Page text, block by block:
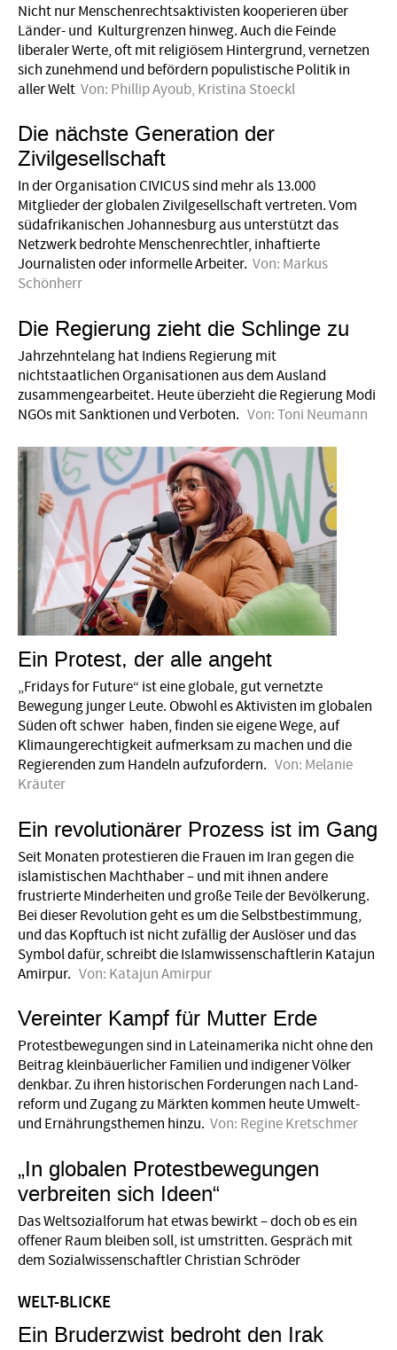
Nicht nur Menschenrechtsaktivisten kooperieren über
Länder- und Kultur­grenzen hinweg. Auch die Feinde
liberaler Werte, oft mit religiösem Hintergrund, vernetzen
sich zunehmend und befördern populistische Politik in
aller Welt Von: Phillip Ayoub,Kristina Stoeckl
Die nächste Generation der
Zivilgesellschaft
In der Organisation CIVICUS sind mehr als 13.000
Mitglieder der globalen Zivil­gesellschaft vertreten. Vom
südafrikanischen Johannesburg aus unterstützt das
Netzwerk bedrohte Menschenrechtler, inhaftierte
Journalisten oder informelle Arbeiter. Von: Markus
Schönherr
Die Regierung zieht die Schlinge zu
Jahrzehntelang hat Indiens Regierung mit
nichtstaatlichen Organisationen aus dem Ausland
zusammengearbeitet. Heute überzieht die Regierung Modi
NGOs mit Sanktionen und Verboten. Von:Toni Neumann
Ein Protest, der alle angeht
„Fridays for Future“ ist eine globale, gut vernetzte
Bewegung junger Leute. Obwohl es Aktivisten im globalen
Süden oft schwer haben, finden sie eigene Wege, auf
Klima­ungerechtigkeit aufmerksam zu machen und die
Regierenden zum Handeln aufzufordern. Von: Melanie
Kräuter
Ein revolutionärer Prozess ist im Gang
Seit Monaten protestieren die Frauen im Iran gegen die
islamistischen Machthaber – und mit ihnen andere
frustrierte Minderheiten und große Teile der Bevölkerung.
Bei dieser Revolution geht es um die Selbstbestimmung,
und das Kopftuch ist nicht zufällig der Auslöser und das
Symbol dafür, schreibt die Islamwissenschaftlerin Katajun
Amirpur. Von: Katajun Amirpur
Vereinter Kampf für Mutter Erde
Protestbewegungen sind in Lateinamerika nicht ohne den
Beitrag kleinbäuerlicher Familien und indigener Völker
denkbar. Zu ihren historischen Forderungen nach Land­
reform und Zugang zu Märkten kommen heute Umwelt-
und Ernährungsthemen hinzu. Von: Regine Kretschmer
„In globalen Protestbewegungen
verbreiten sich Ideen“
Das Weltsozialforum hat etwas bewirkt – doch ob es ein
offener Raum bleiben soll, ist umstritten. Gespräch mit
dem Sozialwissenschaftler Christian Schröder
WELT-BLICKE
Ein Bruderzwist bedroht den Irak